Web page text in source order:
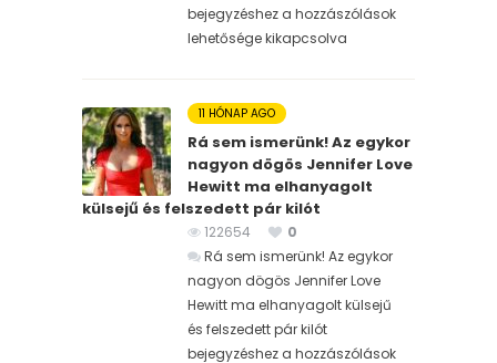
bejegyzéshez a hozzászólások
lehetősége kikapcsolva
11 HÓNAP AGO
Rá sem ismerünk! Az egykor
nagyon dögös Jennifer Love
Hewitt ma elhanyagolt
külsejű és felszedett pár kilót
122654
0
Rá sem ismerünk! Az egykor
nagyon dögös Jennifer Love
Hewitt ma elhanyagolt külsejű
és felszedett pár kilót
bejegyzéshez a hozzászólások